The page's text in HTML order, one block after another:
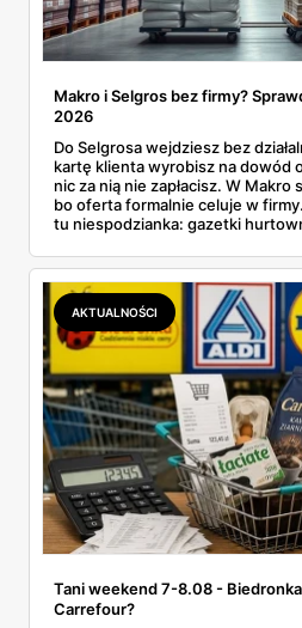
Makro i Selgros bez firmy?
2026
Do Selgrosa wejdziesz bez
kartę klienta wyrobisz na dowód
nic za nią nie zapłacisz. W
bo oferta formalnie celuje w
tu niespodzianka: gazetki
zawsze wygrywa — ta sama
Makro ponad dwa razy więcej
promocji dyskontu.
AKTUALNOŚCI
Tani weekend 7-8.08 -
Carrefour?